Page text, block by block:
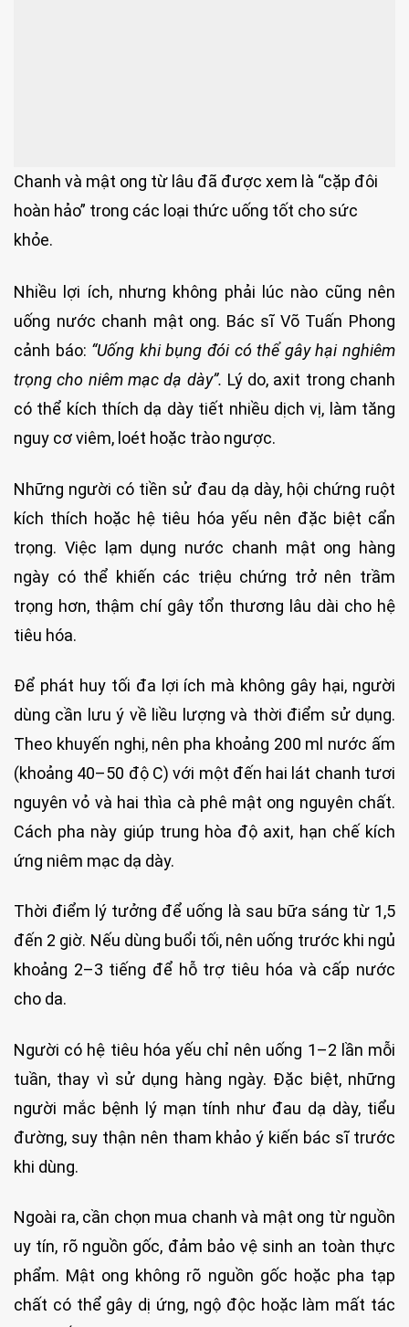
Chanh và mật ong từ lâu đã được xem là “cặp đôi
hoàn hảo” trong các loại thức uống tốt cho sức
khỏe.
Nhiều lợi ích, nhưng không phải lúc nào cũng nên
uống nước chanh mật ong. Bác sĩ Võ Tuấn Phong
cảnh báo: “Uống khi bụng đói có thể gây hại nghiêm
trọng cho niêm mạc dạ dày”. Lý do, axit trong chanh
có thể kích thích dạ dày tiết nhiều dịch vị, làm tăng
nguy cơ viêm, loét hoặc trào ngược.
Những người có tiền sử đau dạ dày, hội chứng ruột
kích thích hoặc hệ tiêu hóa yếu nên đặc biệt cẩn
trọng. Việc lạm dụng nước chanh mật ong hàng
ngày có thể khiến các triệu chứng trở nên trầm
trọng hơn, thậm chí gây tổn thương lâu dài cho hệ
tiêu hóa.
Để phát huy tối đa lợi ích mà không gây hại, người
dùng cần lưu ý về liều lượng và thời điểm sử dụng.
Theo khuyến nghị, nên pha khoảng 200 ml nước ấm
(khoảng 40–50 độ C) với một đến hai lát chanh tươi
nguyên vỏ và hai thìa cà phê mật ong nguyên chất.
Cách pha này giúp trung hòa độ axit, hạn chế kích
ứng niêm mạc dạ dày.
Thời điểm lý tưởng để uống là sau bữa sáng từ 1,5
đến 2 giờ. Nếu dùng buổi tối, nên uống trước khi ngủ
khoảng 2–3 tiếng để hỗ trợ tiêu hóa và cấp nước
cho da.
Người có hệ tiêu hóa yếu chỉ nên uống 1–2 lần mỗi
tuần, thay vì sử dụng hàng ngày. Đặc biệt, những
người mắc bệnh lý mạn tính như đau dạ dày, tiểu
đường, suy thận nên tham khảo ý kiến bác sĩ trước
khi dùng.
Ngoài ra, cần chọn mua chanh và mật ong từ nguồn
uy tín, rõ nguồn gốc, đảm bảo vệ sinh an toàn thực
phẩm. Mật ong không rõ nguồn gốc hoặc pha tạp
chất có thể gây dị ứng, ngộ độc hoặc làm mất tác